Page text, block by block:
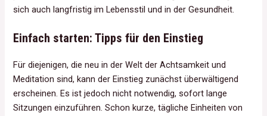
sich auch langfristig im Lebensstil und in der Gesundheit.
Einfach starten: Tipps für den Einstieg
Für diejenigen, die neu in der Welt der Achtsamkeit und
Meditation sind, kann der Einstieg zunächst überwältigend
erscheinen. Es ist jedoch nicht notwendig, sofort lange
Sitzungen einzuführen. Schon kurze, tägliche Einheiten von